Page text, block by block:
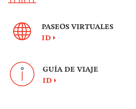
PASEOS VIRTUALES
ID
GUÍA DE VIAJE
ID